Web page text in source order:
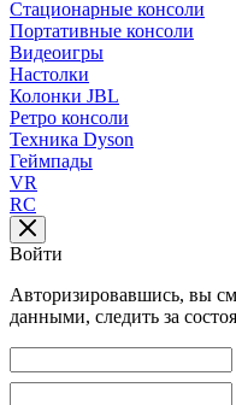
Стационарные консоли
Портативные консоли
Видеоигры
Настолки
Колонки JBL
Ретро консоли
Техника Dyson
Геймпады
VR
RC
Войти
Авторизировавшись, вы
данными, следить за